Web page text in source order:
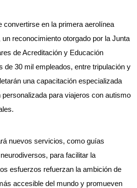
convertirse en la primera aerolínea
reconocimiento otorgado por la Junta
de Acreditación y Educación
de 30 mil empleados, entre tripulación y
una capacitación especializada
para viajeros con autismo
nuevos servicios, como guías
para facilitar la
esfuerzos refuerzan la ambición de
accesible del mundo y promueven